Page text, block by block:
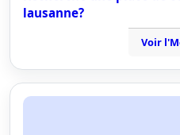
lausanne?
Voir